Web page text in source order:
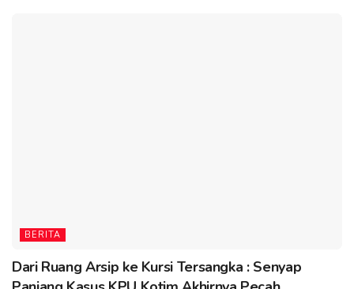
BERITA
Dari Ruang Arsip ke Kursi Tersangka : Senyap